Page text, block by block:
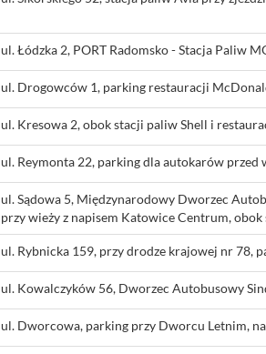
ul. Łódzka 2, PORT Radomsko - Stacja Paliw
ul. Drogowców 1, parking restauracji
ul. Kresowa 2, obok stacji paliw Shell i
ul. Reymonta 22, parking dla autokarów przed
ul. Sądowa 5, Międzynarodowy Dworzec
przy wieży z napisem Katowice Centrum,
ul. Rybnicka 159, przy drodze krajowej nr 78,
ul. Kowalczyków 56, Dworzec Autobusowy
ul. Dworcowa, parking przy Dworcu Letnim,